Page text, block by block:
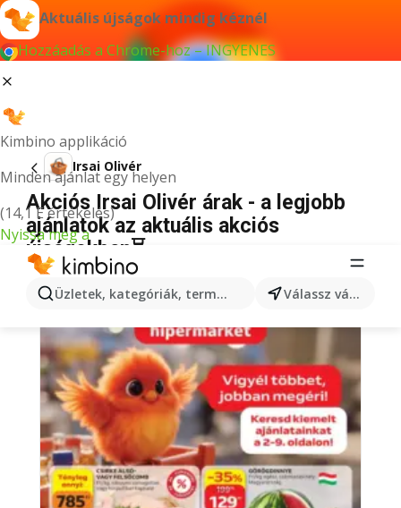
Aktuális újságok mindig kéznél
Hozzáadás a Chrome-hoz – INGYENES
Kimbino applikáció
Minden ajánlat egy helyen
(14,1 E értékelés)
Nyissa meg a
Üzletek, kategóriák, termékek keresése... Válassz várost
Irsai Olivér
Akciós Irsai Olivér árak - a legjobb
ajánlatok az aktuális akciós
újságokban⏳